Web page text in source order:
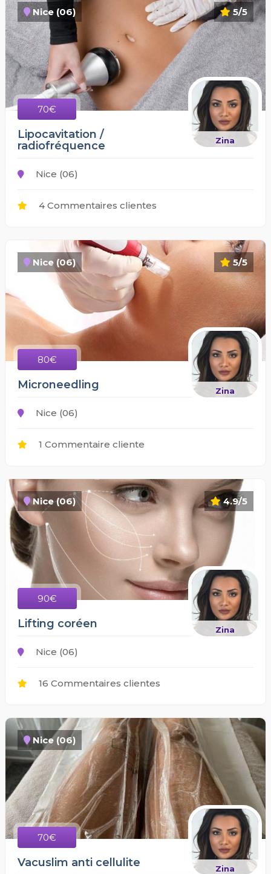
5/5
Nice (06)
70€
Zina
Lipocavitation /
radiofréquence
Nice (06)
4 Commentaires clientes
5/5
Nice (06)
80€
Zina
Microneedling
Nice (06)
1 Commentaire cliente
4.9/5
Nice (06)
90€
Zina
Lifting coréen
Nice (06)
16 Commentaires clientes
Nice (06)
70€
Zina
Vacuslim anti cellulite